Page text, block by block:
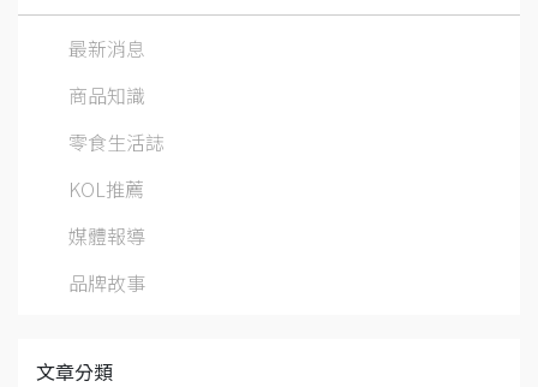
最新消息
商品知識
零食生活誌
KOL推薦
媒體報導
品牌故事
文章分類